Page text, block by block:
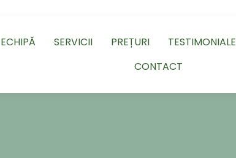
ECHIPĂ SERVICII PREȚURI TESTIMONIALE
CONTACT